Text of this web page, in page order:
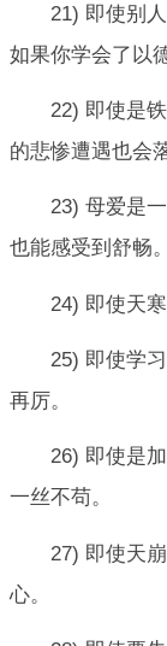
21) 即使别
如果你学会了以
22) 即使是
的悲惨遭遇也会
23) 母爱是
也能感受到舒畅。
24) 即使天
25) 即使学
再厉。
26) 即使是
一丝不苟。
27) 即使天
心。